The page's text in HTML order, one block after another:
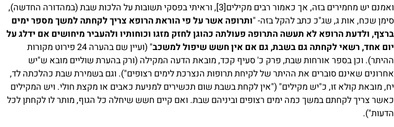
ואמנם יש מחמירים בזה, אך כאמור רבים מקילים[3] , וראיתי בפסקי תשובות על הלכות שבת (במהדורה החדשה),
סימן שכח, אות ג, שג"כ כתב להקל בזה- "ותרופה אשר על פי הוראת הרופא צריך לקחתה למשך מספר ימים
ברצף, ולדעת הרופא לא תעשה התרופה פעולתה כהוגן לחזק מזגו וכוחותיו ולהעביר מיחושים אם ידלג על
יום אחד, רשאי לקחתה גם בשבת, גם אם אין חשש שיפול למשכב
" (ועיין שם בהערה 24 פירוט מקורות
ההיתר). וכן בספר אורחות שבת, פרק כ' סעיף קכד, מובאת הדעה המקילה (ורק בהערת שוליים מובא ש"יש
אחרונים שאינם סוברים את ההיתר של לקיחת תרופות הנצרכת לימים רצופים"). וגם בשמירת שבת כהלכתה לד,
יח, מובאת קולא זו, כ"יש מקילים" ("אין לקחת בשבת שום תכשירים למניעת כאבים או מקצת חולי. ויש המקילים
כאשר צריך לקחתם במשך כמה ימים רצופים וביניהם שבת. ואם קיים חשש שיחלה כל הגוף, מותר לו לקחתן לכל
הדעות").